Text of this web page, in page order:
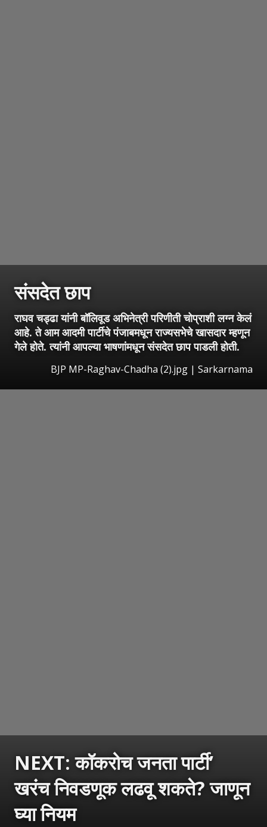
संसदेत छाप
राघव चड्ढा यांनी बॉलिवूड अभिनेत्री परिणीती चोप्राशी लग्न केलं
आहे. ते आम आदमी पार्टीचे पंजाबमधून राज्यसभेचे खासदार म्हणून
गेले होते. त्यांनी आपल्या भाषणांमधून संसदेत छाप पाडली होती.
BJP MP-Raghav-Chadha (2).jpg | Sarkarnama
NEXT:कॉकरोच जनता पार्टी’
खरंच निवडणूक लढवू शकते? जाणून
घ्या नियम